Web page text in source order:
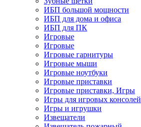
ИБП большой мощности
ИБП для дома и офиса
ИБП для ПК
Игровые
Игровые
Игровые гарнитуры
Игровые мыши
Игровые ноутбуки
Игровые приставки
Игровые приставки, Игры
Игры для игровых консолей
Игры и игрушки
Извещатели